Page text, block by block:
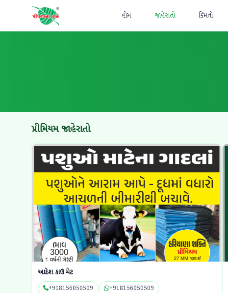
હોમ જાહેરાતો કિંમતો
પ્રીમિયમ જાહેરાતો
આદેશ કાઉ મેટ
+918156050509 +918156050509